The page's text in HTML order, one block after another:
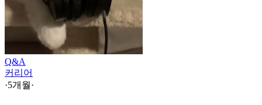
Q&A
커리어
·5개월·